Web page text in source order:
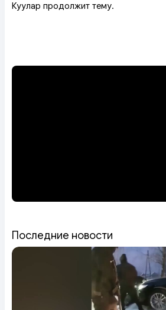
Куулар продолжит тему.
Последние новости